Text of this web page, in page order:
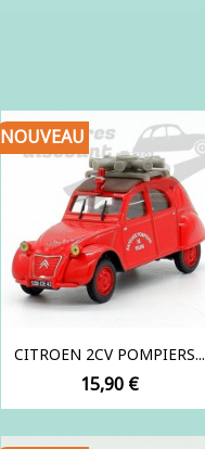
CITROEN 2CV POMPIERS...
Prix
15,90 €
NOUVEAU